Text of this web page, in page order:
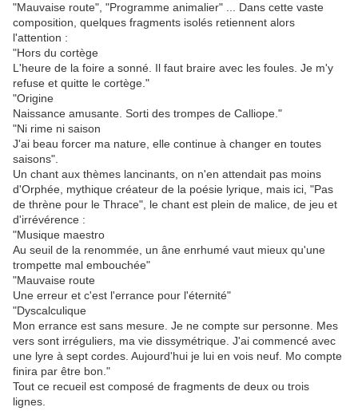
"Mauvaise route", "Programme animalier" ... Dans cette vaste
composition, quelques fragments isolés retiennent alors
l'attention :
"Hors du cortège
L'heure de la foire a sonné. Il faut braire avec les foules. Je m'y
refuse et quitte le cortège."
"Origine
Naissance amusante. Sorti des trompes de Calliope."
"Ni rime ni saison
J'ai beau forcer ma nature, elle continue à changer en toutes
saisons".
Un chant aux thèmes lancinants, on n'en attendait pas moins
d'Orphée, mythique créateur de la poésie lyrique, mais ici, "Pas
de thrène pour le Thrace", le chant est plein de malice, de jeu et
d'irrévérence :
"Musique maestro
Au seuil de la renommée, un âne enrhumé vaut mieux qu'une
trompette mal embouchée"
"Mauvaise route
Une erreur et c'est l'errance pour l'éternité"
"Dyscalculique
Mon errance est sans mesure. Je ne compte sur personne. Mes
vers sont irréguliers, ma vie dissymétrique. J'ai commencé avec
une lyre à sept cordes. Aujourd'hui je lui en vois neuf. Mo compte
finira par être bon."
Tout ce recueil est composé de fragments de deux ou trois
lignes.